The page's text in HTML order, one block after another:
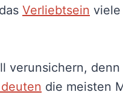
Verliebtsein viele
verunsichern,
die meisten